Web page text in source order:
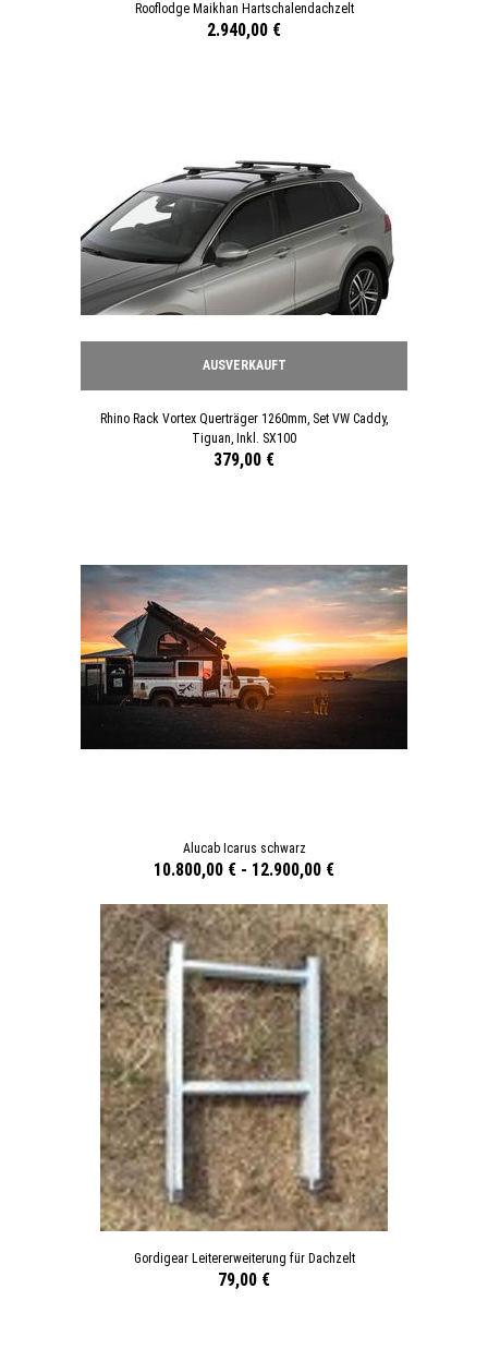
Rooflodge Maikhan Hartschalendachzelt
2.940,00 €
AUSVERKAUFT
Rhino Rack Vortex Querträger 1260mm, Set VW Caddy,
Tiguan, Inkl. SX100
379,00 €
Alucab Icarus schwarz
10.800,00 € - 12.900,00 €
Gordigear Leitererweiterung für Dachzelt
79,00 €